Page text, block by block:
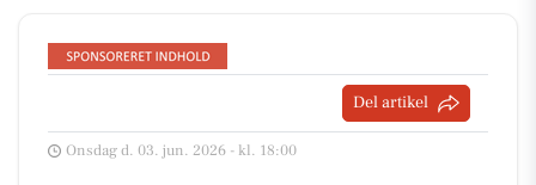
Del artikel
Onsdag d. 03. jun. 2026 - kl. 18:00